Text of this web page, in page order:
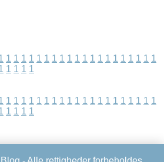
1 1 1 1 1 1 1 1 1 1 1 1 1 1 1 1 1 1 1 1
1 1 1 1
1 1 1 1 1 1 1 1 1 1 1 1 1 1 1 1 1 1 1 1
1 1 1 1